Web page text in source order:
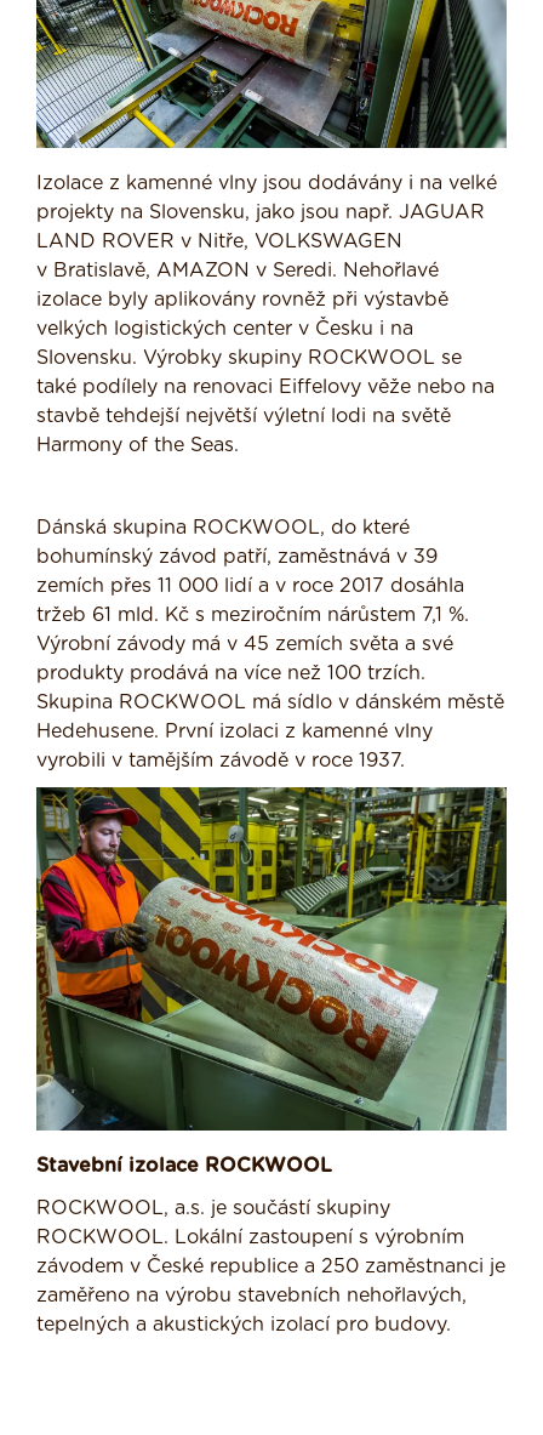
Izolace z kamenné vlny jsou dodávány i na velké
projekty na Slovensku, jako jsou např. JAGUAR
LAND ROVER v Nitře, VOLKSWAGEN
v Bratislavě, AMAZON v Seredi. Nehořlavé
izolace byly aplikovány rovněž při výstavbě
velkých logistických center v Česku i na
Slovensku. Výrobky skupiny ROCKWOOL se
také podílely na renovaci Eiffelovy věže nebo na
stavbě tehdejší největší výletní lodi na světě
Harmony of the Seas.
Dánská skupina ROCKWOOL, do které
bohumínský závod patří, zaměstnává v 39
zemích přes 11 000 lidí a v roce 2017 dosáhla
tržeb 61 mld. Kč s meziročním nárůstem 7,1 %.
Výrobní závody má v 45 zemích světa a své
produkty prodává na více než 100 trzích.
Skupina ROCKWOOL má sídlo v dánském městě
Hedehusene. První izolaci z kamenné vlny
vyrobili v tamějším závodě v roce 1937.
Stavební izolace ROCKWOOL
ROCKWOOL, a.s. je součástí skupiny
ROCKWOOL. Lokální zastoupení s výrobním
závodem v České republice a 250 zaměstnanci je
zaměřeno na výrobu stavebních nehořlavých,
tepelných a akustických izolací pro budovy.